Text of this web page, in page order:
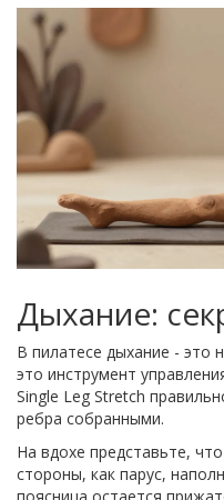
Дыхание:
В пилатесе дыхание - это
это инструмент
Single Leg Stretch
ребра собранными.
На вдохе представьте,
стороны, как парус,